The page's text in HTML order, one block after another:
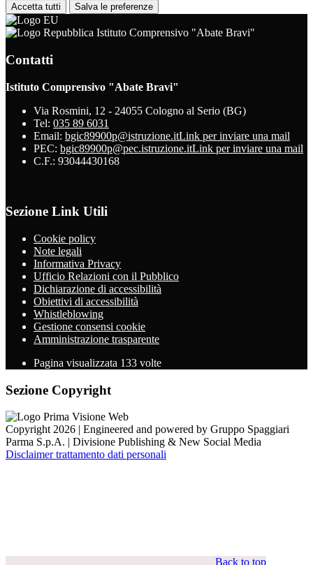
Accetta tutti Salva le preferenze
Istituto Comprensivo "Abate Bravi"
Contatti
Istituto Comprensivo "Abate Bravi"
Via Rosmini, 12 - 24055 Cologno al Serio (BG)
Tel: 035 89 6031
Email: bgic89900p@istruzione.itLink per inviare una mail
PEC: bgic89900p@pec.istruzione.itLink per inviare una mail
C.F.: 93044430168
Sezione Link Utili
Cookie policy
Note legali
Informativa Privacy
Ufficio Relazioni con il Pubblico
Dichiarazione di accessibilità
Obiettivi di accessibilità
Whistleblowing
Gestione consensi cookie
Amministrazione trasparente
Pagina visualizzata 133 volte
Sezione Copyright
Copyright 2026 | Engineered and powered by Gruppo Spaggiari
Parma S.p.A. | Divisione Publishing & New Social Media
Disclaimer trattamento dati personali
Back to top